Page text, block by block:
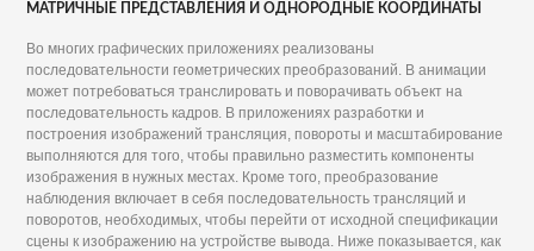
МАТРИЧНЫЕ ПРЕДСТАВЛЕНИЯ И ОДНОРОДНЫЕ КООРДИНАТЫ
Во многих графических приложениях реализованы
последовательности геометрических преобразований. В анимации
может потребоваться транслировать и поворачивать объект на
последовательность кадров. В приложениях разработки и
построения изображений трансляция, повороты и масштабирование
выполняются для того, чтобы правильно разместить компоненты
изображения в нужных местах. Кроме того, преобразование
наблюдения включает в себя последовательность трансляций и
поворотов, необходимых, чтобы перейти от исходной спецификации
сцены к изображению на устройстве вывода. Ниже показывается, как